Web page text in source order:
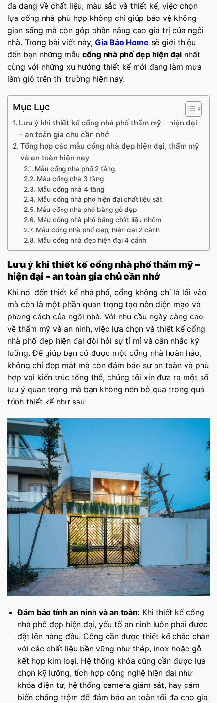
đa dạng về chất liệu, màu sắc và thiết kế, việc chọn
lựa cổng nhà phù hợp không chỉ giúp bảo vệ không
gian sống mà còn góp phần nâng cao giá trị của ngôi
nhà. Trong bài viết này, Gia Bảo Home sẽ giới thiệu
đến bạn những mẫu cổng nhà phố đẹp hiện đại nhất,
cùng với những xu hướng thiết kế mới đang làm mưa
làm gió trên thị trường hiện nay.
Mục Lục
Lưu ý khi thiết kế cổng nhà phố thẩm mỹ – hiện đại
– an toàn gia chủ cần nhớ
Tổng hợp các mẫu cổng nhà đẹp hiện đại, thẩm mỹ
và an toàn hiện nay
Mẫu cổng nhà phố 2 tầng
Mẫu cổng nhà 3 tầng
Mẫu cổng nhà 4 tầng
Mẫu cổng nhà phố hiện đại chất liệu sắt
Mẫu cổng nhà phố bằng gỗ đẹp
Mẫu cổng nhà phố bằng chất liệu nhôm
Mẫu cổng nhà phố đẹp, hiện đại 2 cánh
Mẫu cổng nhà đẹp hiện đại 4 cánh
Lưu ý khi thiết kế cổng nhà phố thẩm mỹ –
hiện đại – an toàn gia chủ cần nhớ
Khi nói đến thiết kế nhà phố, cổng không chỉ là lối vào
mà còn là một phần quan trọng tạo nên diện mạo và
phong cách của ngôi nhà. Với nhu cầu ngày càng cao
về thẩm mỹ và an ninh, việc lựa chọn và thiết kế cổng
nhà phố đẹp hiện đại đòi hỏi sự tỉ mỉ và cân nhắc kỹ
lưỡng. Để giúp bạn có được một cổng nhà hoàn hảo,
không chỉ đẹp mắt mà còn đảm bảo sự an toàn và phù
hợp với kiến trúc tổng thể, chúng tôi xin đưa ra một số
lưu ý quan trọng mà bạn không nên bỏ qua trong quá
trình thiết kế như sau:
Đảm bảo tính an ninh và an toàn: Khi thiết kế cổng
nhà phố đẹp hiện đại, yếu tố an ninh luôn phải được
đặt lên hàng đầu. Cổng cần được thiết kế chắc chắn
với các chất liệu bền vững như thép, inox hoặc gỗ
kết hợp kim loại. Hệ thống khóa cũng cần được lựa
chọn kỹ lưỡng, tích hợp công nghệ hiện đại như
khóa điện tử, hệ thống camera giám sát, hay cảm
biến chống trộm để đảm bảo an toàn tối đa cho gia